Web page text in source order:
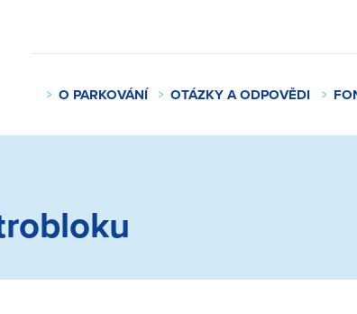
O PARKOVÁNÍ OTÁZKY A ODPOVĚDI